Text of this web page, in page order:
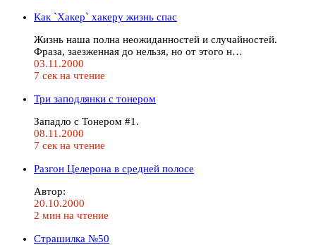
Как `Хакер` хакеру жизнь спас
Жизнь наша полна неожиданностей и случайностей.
Фраза, заезженная до нельзя, но от этого н…
03.11.2000
7 сек на чтение
Три заподлянки с тонером
Западло с Тонером #1.
08.11.2000
7 сек на чтение
Разгон Целерона в средней полосе
Автор:
20.10.2000
2 мин на чтение
Страшилка №50